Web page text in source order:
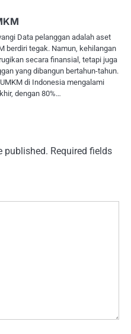
Data pelanggan adalah aset
berdiri tegak. Namun, kehilangan
secara finansial, tetapi juga
yang dibangun bertahun-tahun.
di Indonesia mengalami
dengan 80%…
published. Required fields